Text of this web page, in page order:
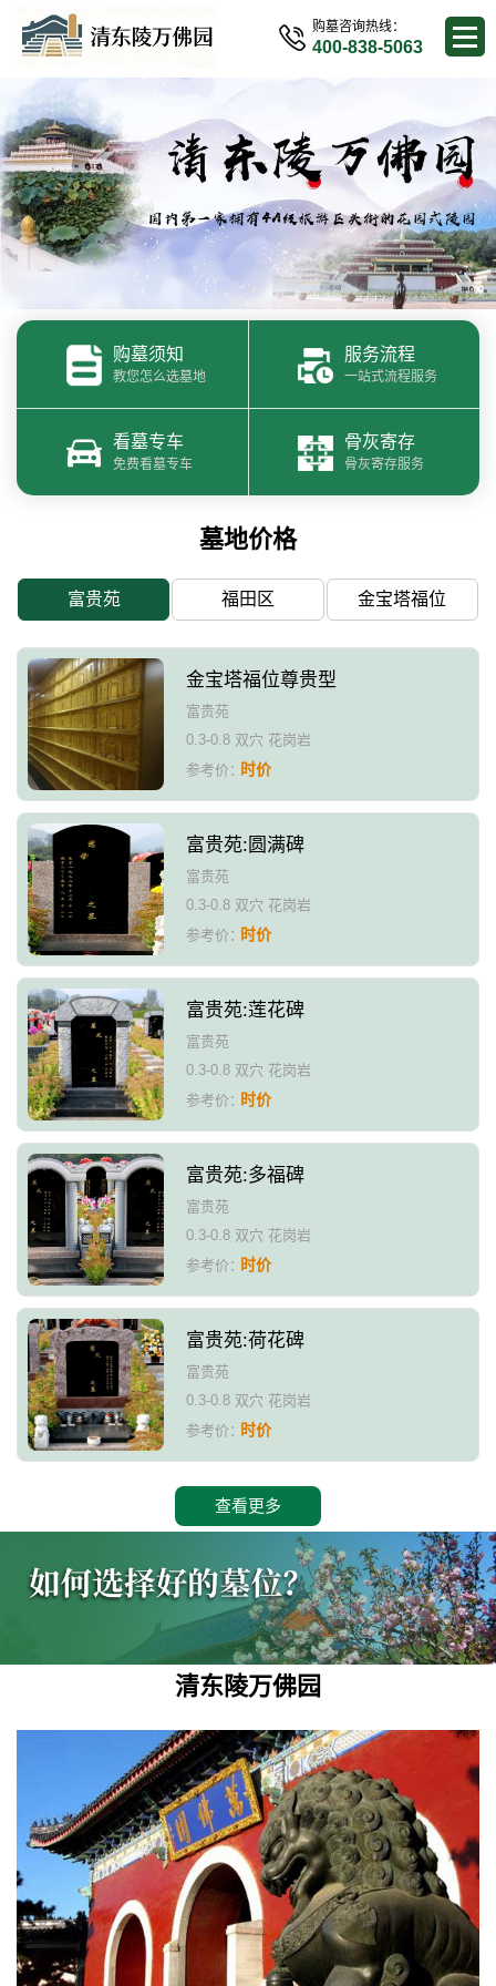
购墓咨询热线：
400-838-5063
购墓须知
教您怎么选墓地
服务流程
一站式流程服务
看墓专车
免费看墓专车
骨灰寄存
骨灰寄存服务
墓地价格
富贵苑 福田区 金宝塔福位
金宝塔福位尊贵型
富贵苑
0.3-0.8 双穴 花岗岩
参考价：时价
富贵苑:圆满碑
富贵苑
0.3-0.8 双穴 花岗岩
参考价：时价
富贵苑:莲花碑
富贵苑
0.3-0.8 双穴 花岗岩
参考价：时价
富贵苑:多福碑
富贵苑
0.3-0.8 双穴 花岗岩
参考价：时价
富贵苑:荷花碑
富贵苑
0.3-0.8 双穴 花岗岩
参考价：时价
查看更多
清东陵万佛园